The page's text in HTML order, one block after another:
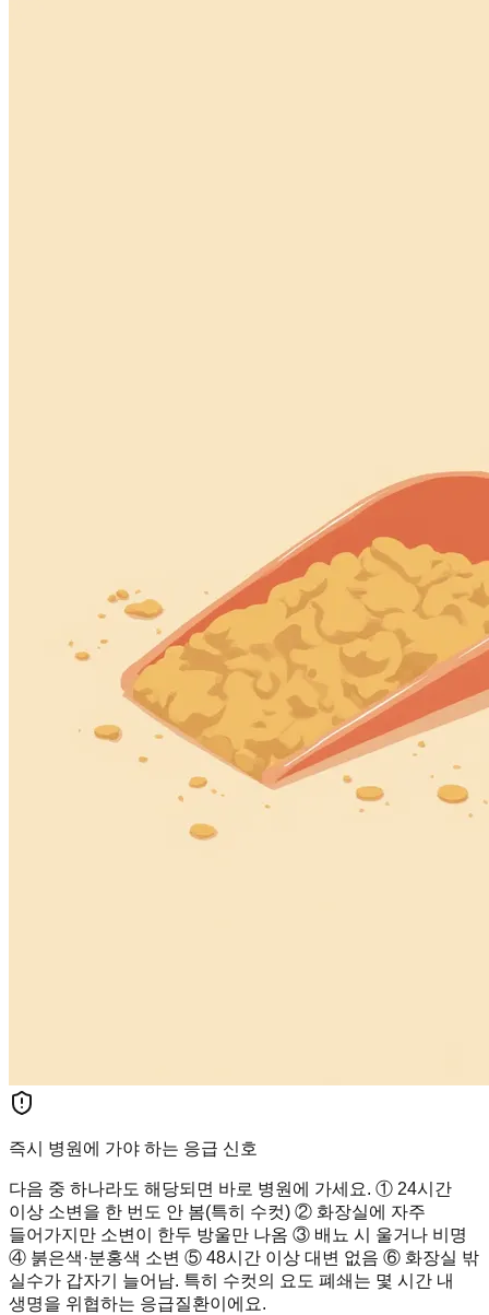
즉시 병원에 가야 하는 응급 신호
다음 중 하나라도 해당되면 바로 병원에 가세요. ① 24시간
이상 소변을 한 번도 안 봄(특히 수컷) ② 화장실에 자주
들어가지만 소변이 한두 방울만 나옴 ③ 배뇨 시 울거나 비명
④ 붉은색·분홍색 소변 ⑤ 48시간 이상 대변 없음 ⑥ 화장실 밖
실수가 갑자기 늘어남. 특히 수컷의 요도 폐쇄는 몇 시간 내
생명을 위협하는 응급질환이에요.